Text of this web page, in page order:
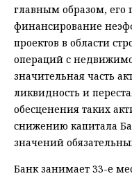
главным образом, его
финансирование
проектов в области
операций с
значительная часть
ликвидность и
обесценения таких
снижению капитала
значений
Банк занимает 33-е